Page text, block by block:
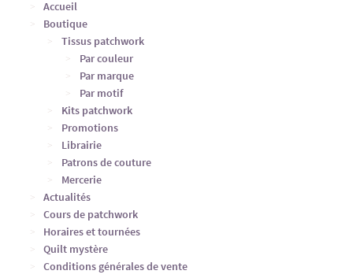
Accueil
Boutique
Tissus patchwork
Par couleur
Par marque
Par motif
Kits patchwork
Promotions
Librairie
Patrons de couture
Mercerie
Actualités
Cours de patchwork
Horaires et tournées
Quilt mystère
Conditions générales de vente